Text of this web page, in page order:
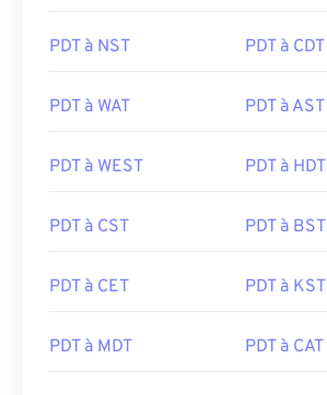
PDT à NST PDT à CDT
PDT à WAT PDT à AST
PDT à WEST PDT à HDT
PDT à CST PDT à BST
PDT à CET PDT à KST
PDT à MDT PDT à CAT